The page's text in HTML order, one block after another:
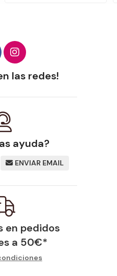
las redes!
ayuda?
ENVIAR EMAIL
en pedidos
a 50€*